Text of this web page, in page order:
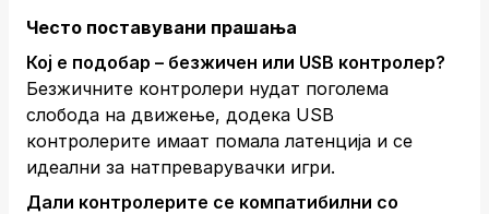
Често поставувани прашања
Кој е подобар – безжичен или USB контролер?
Безжичните контролери нудат поголема
слобода на движење, додека USB
контролерите имаат помала латенција и се
идеални за натпреварувачки игри.
Дали контролерите се компатибилни со